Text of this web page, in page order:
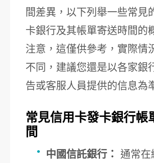
間差異，以下列舉一些常見
卡銀行及其帳單寄送時間的
注意，這僅供參考，實際情
不同，建議您還是以各家銀
告或客服人員提供的信息為
常見信用卡發卡銀行帳
間
中國信託銀行：
通常在